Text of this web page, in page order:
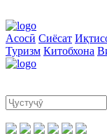
Асосӣ Сиёсат
Туризм Китобхона